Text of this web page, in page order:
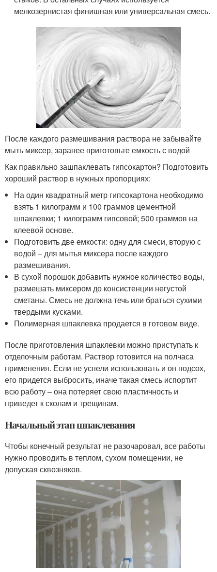
мелкозернистая финишная или универсальная смесь.
После каждого размешивания раствора не забывайте
мыть миксер, заранее приготовьте емкость с водой
Как правильно зашпаклевать гипсокартон? Подготовить
хороший раствор в нужных пропорциях:
На один квадратный метр гипсокартона необходимо
взять 1 килограмм и 100 граммов цементной
шпаклевки; 1 килограмм гипсовой; 500 граммов на
клеевой основе.
Подготовить две емкости: одну для смеси, вторую с
водой – для мытья миксера после каждого
размешивания.
В сухой порошок добавить нужное количество воды,
размешать миксером до консистенции негустой
сметаны. Смесь не должна течь или браться сухими
твердыми кусками.
Полимерная шпаклевка продается в готовом виде.
После приготовления шпаклевки можно приступать к
отделочным работам. Раствор готовится на полчаса
применения. Если не успели использовать и он подсох,
его придется выбросить, иначе такая смесь испортит
всю работу – она потеряет свою пластичность и
приведет к сколам и трещинам.
Начальный этап шпаклевания
Чтобы конечный результат не разочаровал, все работы
нужно проводить в теплом, сухом помещении, не
допуская сквозняков.